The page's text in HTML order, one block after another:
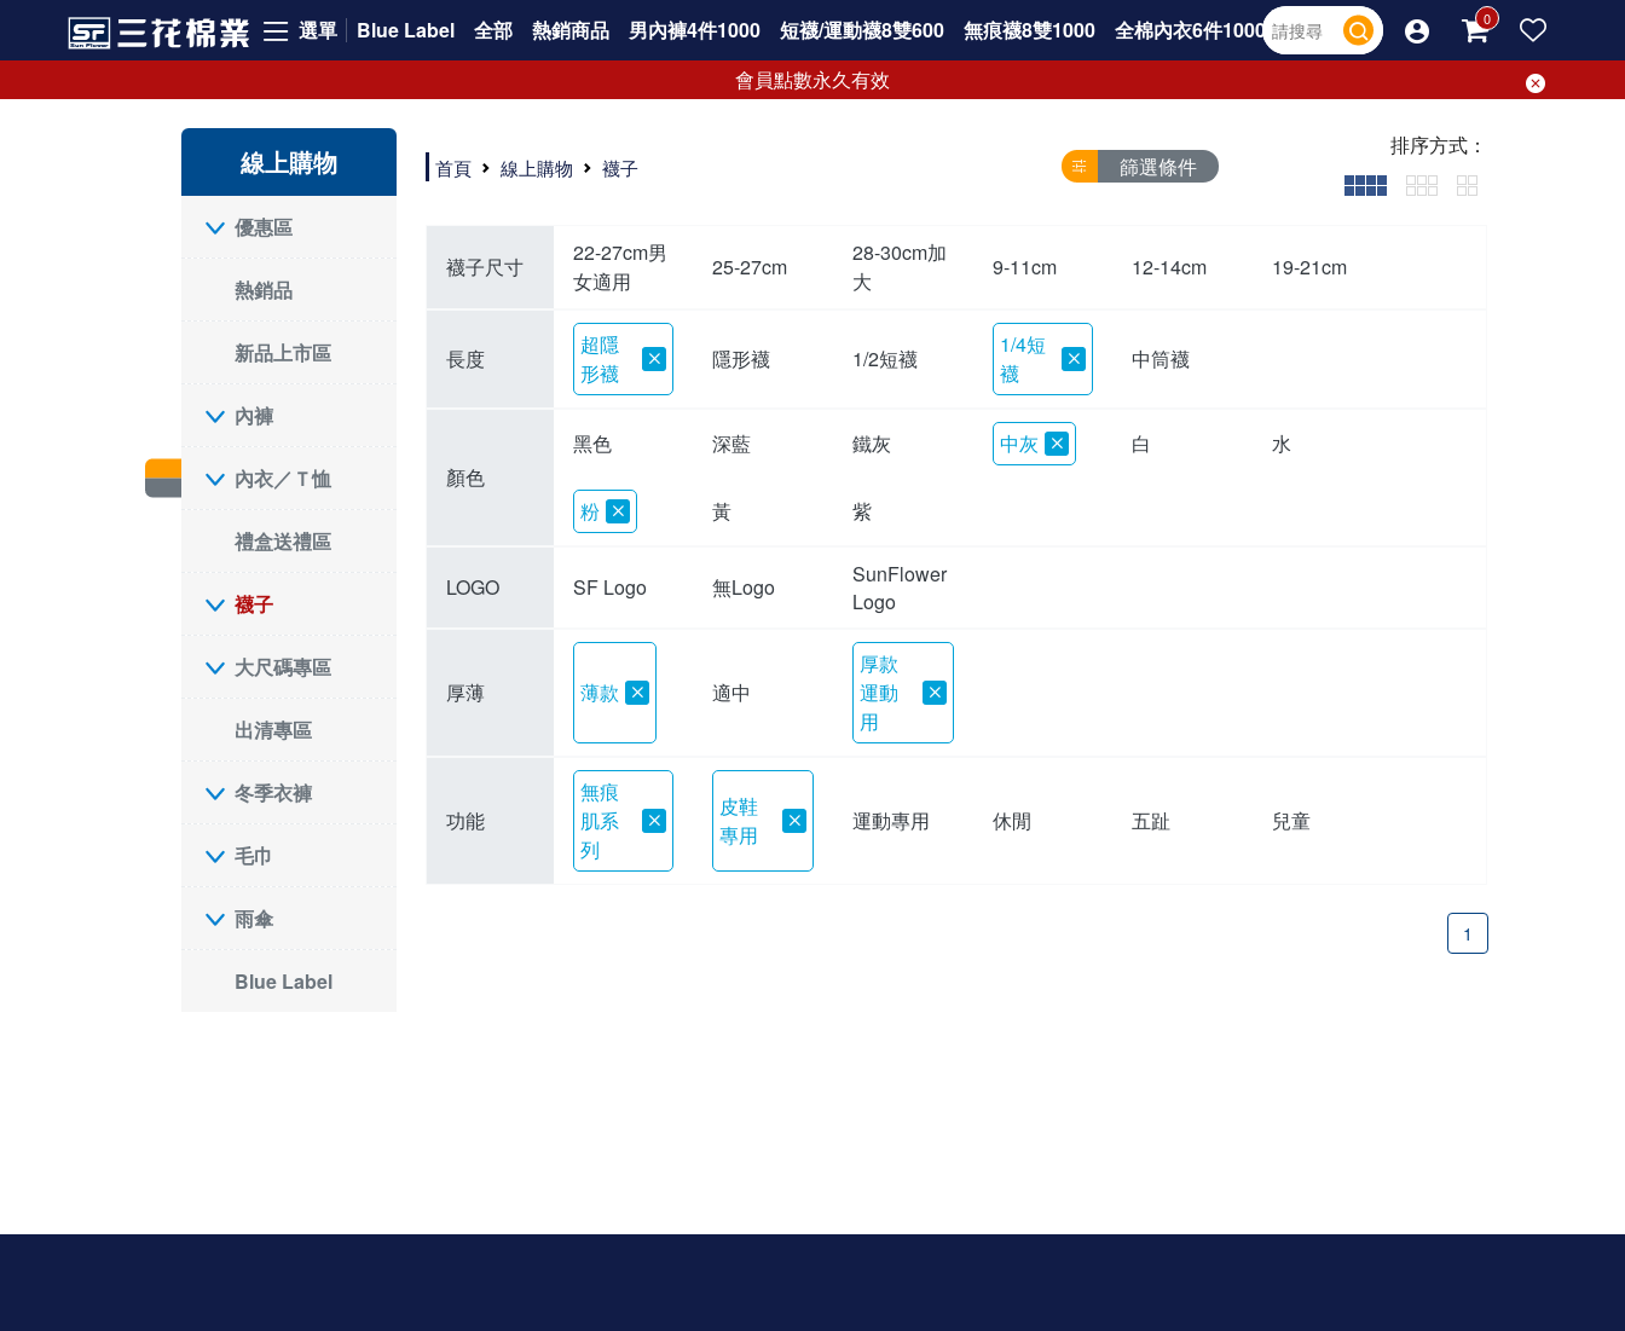
選單 Blue Label 全部 熱銷商品 男內褲4件1000 短襪/運動襪8雙600 無痕襪8雙1000
全棉內衣6件1000
會員點數永久有效
線上購物
優惠區
熱銷品
新品上市區
內褲
內衣／Ｔ恤
禮盒送禮區
襪子
大尺碼專區
出清專區
冬季衣褲
毛巾
雨傘
Blue Label
如何挑選高品質的短襪？注重品質的三花短襪，特選高級優質棉料，保持雙腳透氣不悶熱。襪子具有良好的透氣性，自然讓腳不悶臭，讓您每天穿得健康、舒適。好襪子陪你走更遠！
品質優零負擔，全家人都適合的好襪子在三花!長輩、久坐辦公室最適合無鬆緊帶襪子、運動跑步打球雙層毛巾底短襪保護最有力，日常休閒短襪穿搭簡易最省時。耐洗耐穿超省錢!
三花襪子嚴選優質棉料，吸汗透氣、乾爽舒適，不易滑動。作為日常必備的襪子，其符合人體工學與時尚設計，令人穿上即感舒適。三花50年來專注改良，以精湛工藝打造超乎想像的舒適體驗。追求美感與實用兼備的您，絕對不能錯過三花襪子，即刻入手，體驗潮流與舒適的完美結合。
"最近一批襪子都相繼損壞，所以又到了採購新襪子的時間了！剛好又是換季，可以買適合當季的襪子，增添一些生活的小確幸。我通常一次會買6-8雙襪子，然後整批襪子幾乎會在差不多的時間陣亡，再換下一批。這種一年大概買兩次的習慣，讓6-8雙短襪輪流穿半年，不會太浪費，也避免穿著鬆垮的襪子很糗。 每次換襪子時，我都會嘗試一個新品牌來試試看。這次我選了已有50多年歷史的老牌子——三花。可能有人會問，三花襪子這麼有名，為何現在才選？其實我一直知道這品牌，但過去對他們家的產品印象是主要賣給男生的中筒襪，因此未曾購買。最近在捷運和網站上頻繁看到三花的廣告，便上網探究了一下。驚喜發現，他們家竟然也推出了很多適合女生穿的短襪，而且款式很漂亮，不再僅僅針對中年男性。 這次我訂了8雙襪子，總共500元，一雙平均只要62元（短襪價格依官網為主），真的很划算。而且，他們的物流速度超快，官網下單後隔天襪子就到貨了，這點我特別喜歡。收到襪子後，我還特地將它們一字排開，場面也蠻壯觀的。我訂了素色短襪、條紋短襪和撞色運動短襪，還為我老公買了一雙紳士襪。為了迎接夏天的到來，也幫他準備些薄襪子，畢竟穿皮鞋搭配厚重的運動襪真的不太合適。 這次的嘗試中，最讓我驚艷的是運動短襪。雙層毛巾底的設計，一開始以為會太厚，但實際穿上後發現這款襪子的吸震效果不輸其他運動品牌，吸濕性也非常強。我特意用水滴試驗，結果也很滿意。運動短襪的關鍵就是吸汗和吸震，這樣能讓整個運動過程不黏膩，並有效減少腳與鞋子的摩擦，避免脫跟的情況發生，增添了運動的舒適感。 此外，對於孩子來說，這款運動短襪的耐用性也讓我很滿意。其他品牌的襪子大概只能撐2個月，但看來這次的三花短襪應該能撐3個月以上，使用壽命更長，是一位媽媽的好幫手，既省錢又減少購買頻率。 至於我老公，最初覺得穿薄襪搭配皮鞋不太舒服，但後來漸漸習慣並喜歡上薄襪的輕盈感。畢竟太厚的襪子會改變皮鞋的形狀。三花的無鬆緊帶設計對久坐辦公的他來說，解決了腿部血液循環不良的問題，減少了勒痕，襪子脫下後也不再長時間地感到不適，這讓我們都很滿意。 總體來說，這次三花短襪的體驗還算不錯，無脫跟問題，且吸震和吸汗效果顯著。老公和孩子的襪子選擇也都很成功。未來我會再觀察這些襪子的耐用性，再決定是否回購。當下來看，三花是個值得推薦的品牌。
首頁 線上購物 襪子 篩選條件
排序方式：
襪子尺寸
22-27cm男
女適用
25-27cm
28-30cm加
大
9-11cm 12-14cm 19-21cm
長度
超隱
形襪
隱形襪 1/2短襪
1/4短
襪
中筒襪
顏色
黑色 深藍 鐵灰 中灰 白 水
粉 黃 紫
LOGO SF Logo 無Logo
SunFlower
Logo
厚薄 薄款 適中
厚款
運動
用
功能
無痕
肌系
列
皮鞋
專用
運動專用 休閒 五趾 兒童
1